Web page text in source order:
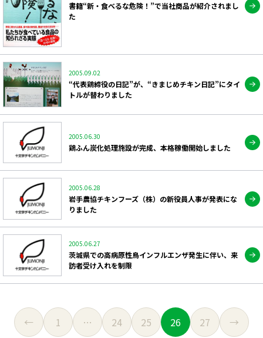
書籍“新・食べるな危険！”で当社商品が紹介されまし
た
2005.09.02
“代表鶏締役の日記”が、“きまじめチキン日記”にタイ
トルが替わりました
2005.06.30
鶏ふん炭化処理施設が完成、本格稼働開始しました
2005.06.28
岩手農協チキンフーズ（株）の新役員人事が発表にな
りました
2005.06.27
茨城県での高病原性鳥インフルエンザ発生に伴い、来
訪者受け入れを制限
1 … 24 25 26 27